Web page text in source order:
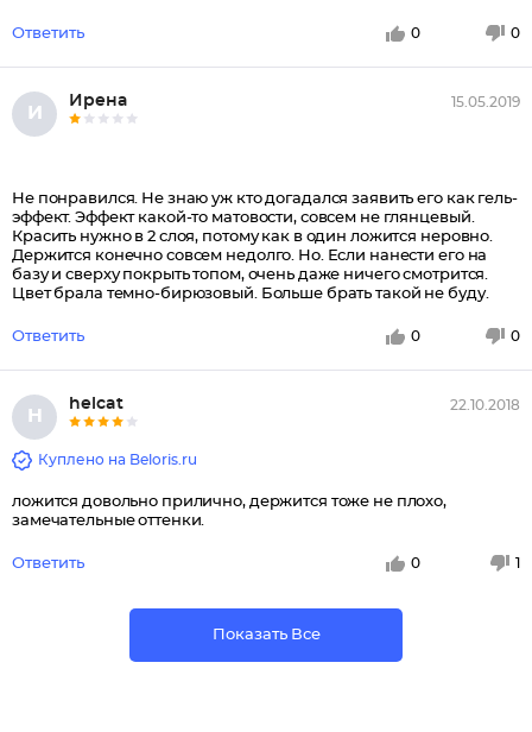
Ответить 0 0
И
Ирена 15.05.2019
Не понравился. Не знаю уж кто догадался заявить его как гель-
эффект. Эффект какой-то матовости, совсем не глянцевый.
Красить нужно в 2 слоя, потому как в один ложится неровно.
Держится конечно совсем недолго. Но. Если нанести его на
базу и сверху покрыть топом, очень даже ничего смотрится.
Цвет брала темно-бирюзовый. Больше брать такой не буду.
Ответить 0 0
H
helcat 22.10.2018
Куплено на Beloris.ru
ложится довольно прилично, держится тоже не плохо,
замечательные оттенки.
Ответить 0 1
Показать Все